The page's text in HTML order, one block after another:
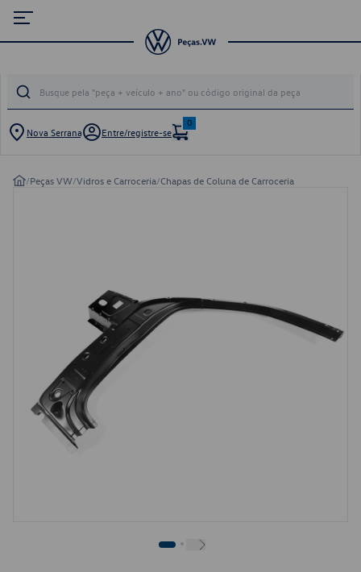
Nova Serrana Entre/registre-se
0
/Peças VW/Vidros e Carroceria/Chapas de Coluna de Carroceria